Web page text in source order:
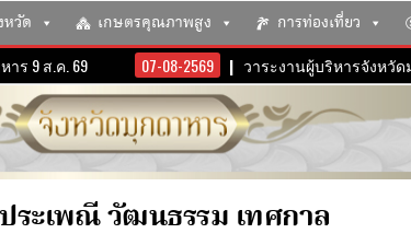
หวัด เกษตรคุณภาพสูง การท่องเที่ยว
.ค. 69 07-08-2569 วาระงานผู้บริหารจังหวัดมุกดา
ระเพณี วัฒนธรรม เทศกาล